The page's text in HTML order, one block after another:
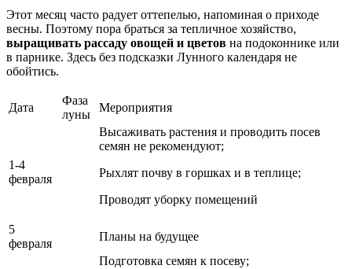
Этот месяц часто радует оттепелью, напоминая о приходе
весны. Поэтому пора браться за тепличное хозяйство,
выращивать рассаду овощей и цветов на подоконнике или
в парнике. Здесь без подсказки Лунного календаря не
обойтись.
Дата
Фаза
луны
Мероприятия
1-4
февраля
Высаживать растения и проводить посев
семян не рекомендуют;
Рыхлят почву в горшках и в теплице;
Проводят уборку помещений
5
февраля
Планы на будущее
Подготовка семян к посеву;